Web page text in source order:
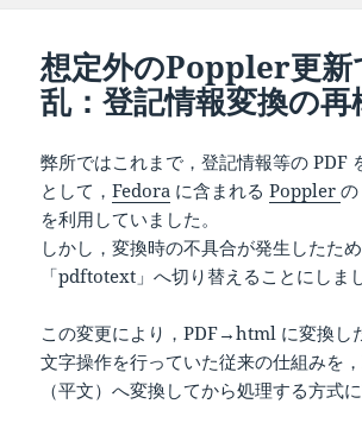
ー
想定外のPoppler更新
乱：登記情報変換の再
弊所ではこれまで，登記情報等の PDF
として，Fedora に含まれるPoppler
を利用していました。
しかし，変換時の不具合が発生したため
「pdftotext」へ切り替えることにしま
この変更により，PDF→html に変換し
文字操作を行っていた従来の仕組みを
（平文）へ変換してから処理する方式